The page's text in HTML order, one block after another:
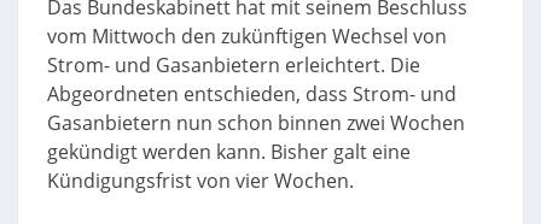
Das Bundeskabinett hat mit seinem Beschluss
vom Mittwoch den zukünftigen Wechsel von
Strom- und Gasanbietern erleichtert. Die
Abgeordneten entschieden, dass Strom- und
Gasanbietern nun schon binnen zwei Wochen
gekündigt werden kann. Bisher galt eine
Kündigungsfrist von vier Wochen.